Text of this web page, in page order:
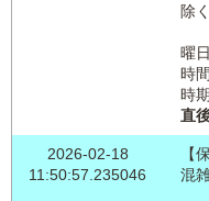
除く
時
時期
直
2026-02-18
11:50:57.235046
【
混